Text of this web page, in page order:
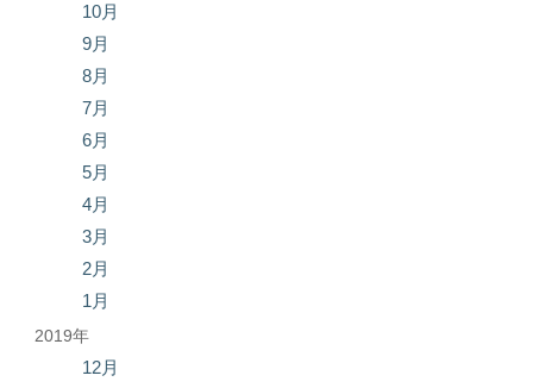
10月
9月
8月
7月
6月
5月
4月
3月
2月
1月
2019年
12月